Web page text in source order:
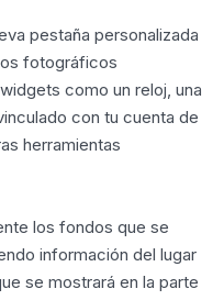
pestaña personalizada
fotográficos
como un reloj, una
con tu cuenta de
herramientas
los fondos que se
información del lugar
se mostrará en la parte